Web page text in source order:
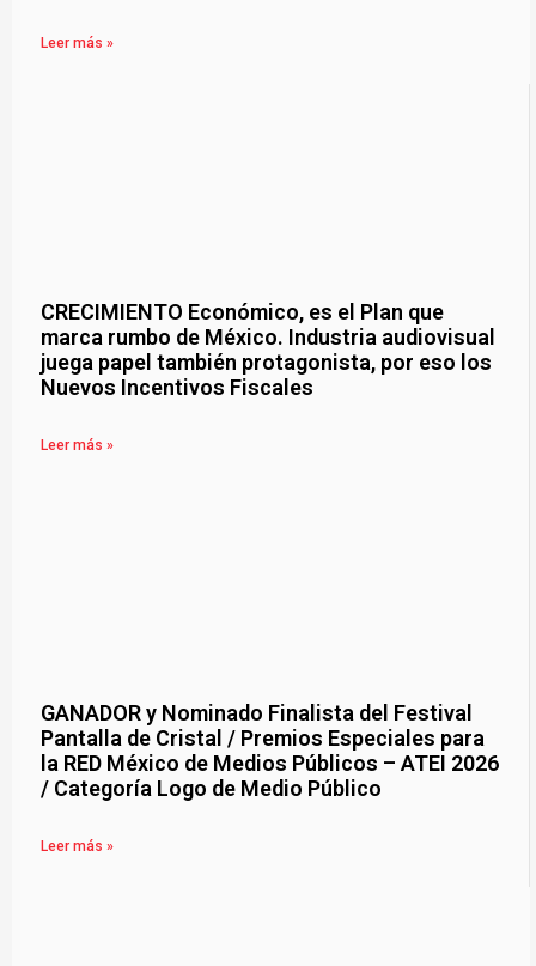
Leer más »
CRECIMIENTO Económico, es el Plan que
marca rumbo de México. Industria audiovisual
juega papel también protagonista, por eso los
Nuevos Incentivos Fiscales
Leer más »
GANADOR y Nominado Finalista del Festival
Pantalla de Cristal / Premios Especiales para
la RED México de Medios Públicos – ATEI 2026
/ Categoría Logo de Medio Público
Leer más »